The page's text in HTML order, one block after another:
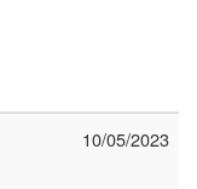
10/05/2023